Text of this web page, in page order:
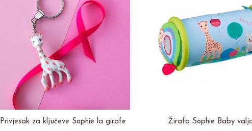
Privjesak za ključeve Sophie la girafe Žirafa Sophie Baby